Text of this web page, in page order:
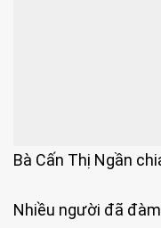
Bà Cấn Thị Ngần
Nhiều người đã